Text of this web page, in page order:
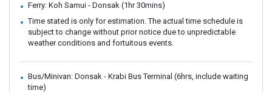
Ferry: Koh Samui - Donsak (1hr 30mins)
Time stated is only for estimation. The actual time schedule is
subject to change without prior notice due to unpredictable
weather conditions and fortuitous events.
Bus/Minivan: Donsak - Krabi Bus Terminal (6hrs, include waiting
time)